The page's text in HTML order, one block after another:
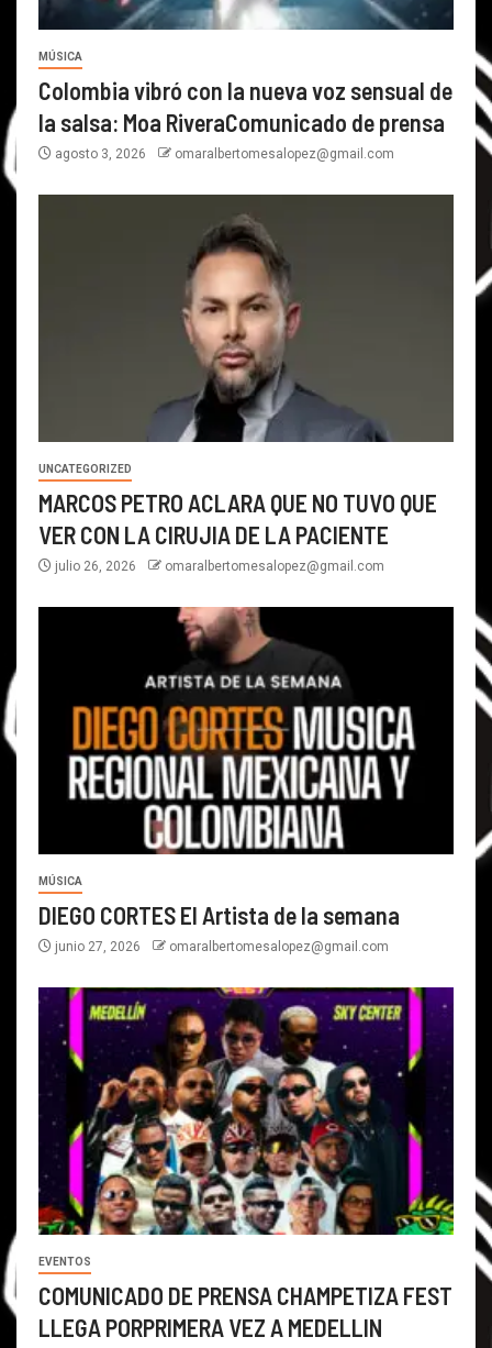
MÚSICA
Colombia vibró con la nueva voz sensual de
la salsa: Moa RiveraComunicado de prensa
agosto 3, 2026 omaralbertomesalopez@gmail.com
UNCATEGORIZED
MARCOS PETRO ACLARA QUE NO TUVO QUE
VER CON LA CIRUJIA DE LA PACIENTE
julio 26, 2026 omaralbertomesalopez@gmail.com
MÚSICA
DIEGO CORTES El Artista de la semana
junio 27, 2026 omaralbertomesalopez@gmail.com
EVENTOS
COMUNICADO DE PRENSA CHAMPETIZA FEST
LLEGA PORPRIMERA VEZ A MEDELLIN